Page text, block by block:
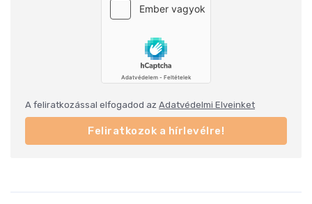
A feliratkozással elfogadod az Adatvédelmi Elveinket
Feliratkozok a hírlevélre!